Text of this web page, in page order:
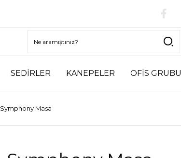
SEDİRLER KANEPELER OFİS GRUBU
Symphony Masa